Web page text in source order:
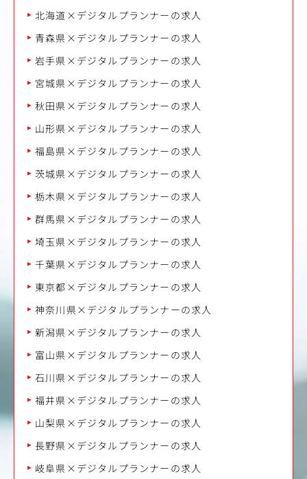
北海道×デジタルプランナーの求人
青森県×デジタルプランナーの求人
岩手県×デジタルプランナーの求人
宮城県×デジタルプランナーの求人
秋田県×デジタルプランナーの求人
山形県×デジタルプランナーの求人
福島県×デジタルプランナーの求人
茨城県×デジタルプランナーの求人
栃木県×デジタルプランナーの求人
群馬県×デジタルプランナーの求人
埼玉県×デジタルプランナーの求人
千葉県×デジタルプランナーの求人
東京都×デジタルプランナーの求人
神奈川県×デジタルプランナーの求人
新潟県×デジタルプランナーの求人
富山県×デジタルプランナーの求人
石川県×デジタルプランナーの求人
福井県×デジタルプランナーの求人
山梨県×デジタルプランナーの求人
長野県×デジタルプランナーの求人
岐阜県×デジタルプランナーの求人